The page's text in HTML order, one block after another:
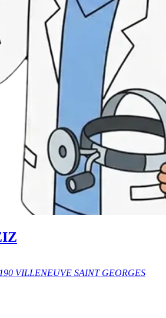
VILLENEUVE SAINT GEORGES